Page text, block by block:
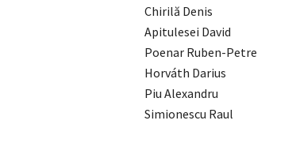
Chirilă Denis
Apitulesei David
Poenar Ruben-Petre
Horváth Darius
Piu Alexandru
Simionescu Raul